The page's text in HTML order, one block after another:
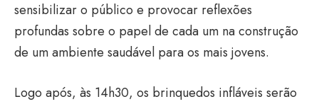
sensibilizar o público e provocar reflexões
profundas sobre o papel de cada um na construção
de um ambiente saudável para os mais jovens.
Logo após, às 14h30, os brinquedos infláveis serão